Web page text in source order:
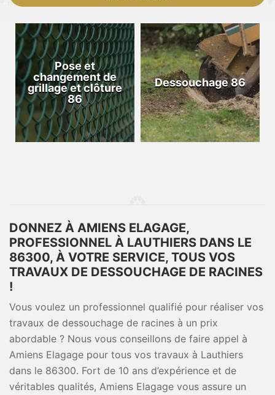
Pose et
changement de
grillage et clôture
86
Dessouchage 86
DONNEZ À AMIENS ELAGAGE,
PROFESSIONNEL À LAUTHIERS DANS LE
86300, À VOTRE SERVICE, TOUS VOS
TRAVAUX DE DESSOUCHAGE DE RACINES
!
Vous voulez un professionnel qualifié pour réaliser vos
travaux de dessouchage de racines à un prix
abordable ? Nous vous conseillons de faire appel à
Amiens Elagage pour tous vos travaux à Lauthiers
dans le 86300. Fort de 10 ans d’expérience et de
véritables qualités, Amiens Elagage vous assure un